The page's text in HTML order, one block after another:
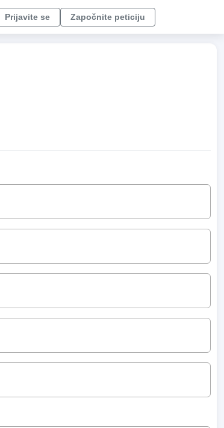
Prijavite se Započnite peticiju